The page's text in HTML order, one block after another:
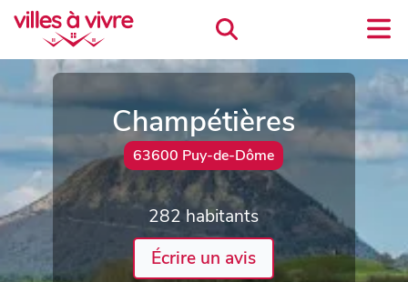
Champétières
63600 Puy-de-Dôme
282 habitants
Écrire un avis